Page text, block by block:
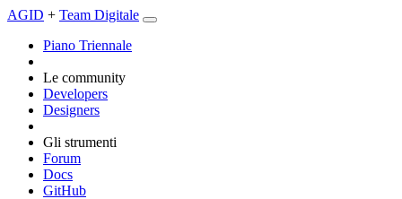
AGID + Team Digitale
Piano Triennale
Le community
Developers
Designers
Gli strumenti
Forum
Docs
GitHub